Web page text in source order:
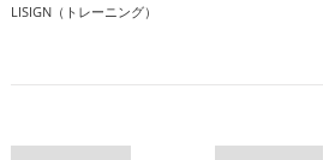
LISIGN（トレーニング）